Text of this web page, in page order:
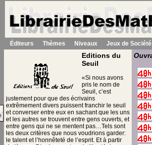
Éditeurs Thèmes Niveaux Jeux de Société
Editions du
Seuil
«Si nous avons
pris le nom de
Seuil, c’est
justement pour que des écrivains
extrêmement divers puissent franchir le seuil
et converser entre eux en sachant que les uns
et les autres se trouvent entre gens ouverts, et
entre gens qui ne se mentent pas…Tels sont
les deux critères que nous voudrions garder:
le talent et l’honnêteté de l’esprit. Et à partir